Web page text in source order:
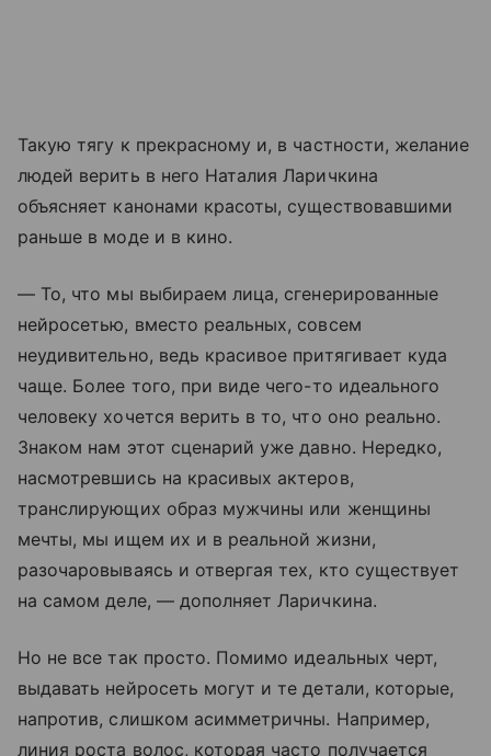
Такую тягу к прекрасному и, в частности, желание
людей верить в него Наталия Ларичкина
объясняет канонами красоты, существовавшими
раньше в моде и в кино.
— То, что мы выбираем лица, сгенерированные
нейросетью, вместо реальных, совсем
неудивительно, ведь красивое притягивает куда
чаще. Более того, при виде чего-то идеального
человеку хочется верить в то, что оно реально.
Знаком нам этот сценарий уже давно. Нередко,
насмотревшись на красивых актеров,
транслирующих образ мужчины или женщины
мечты, мы ищем их и в реальной жизни,
разочаровываясь и отвергая тех, кто существует
на самом деле, — дополняет Ларичкина.
Но не все так просто. Помимо идеальных черт,
выдавать нейросеть могут и те детали, которые,
напротив, слишком асимметричны. Например,
линия роста волос, которая часто получается